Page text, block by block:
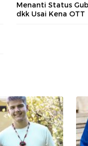
Menanti Status
dkk Usai Kena OTT